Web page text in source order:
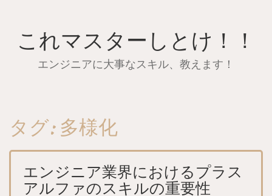
これマスターしとけ！！
エンジニアに大事なスキル、教えます！
タグ:多様化
エンジニア業界におけるプラス
アルファのスキルの重要性